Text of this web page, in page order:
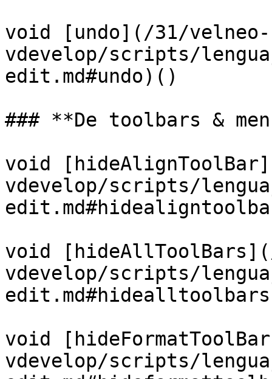
void [undo](/31/velneo-
vdevelop/scripts/
edit.md#undo)()
### **De toolbars &
void
vdevelop/scripts/
void
vdevelop/scripts/
void
vdevelop/scripts/